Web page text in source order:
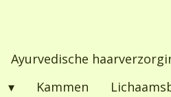
Ayurvedische
Kammen